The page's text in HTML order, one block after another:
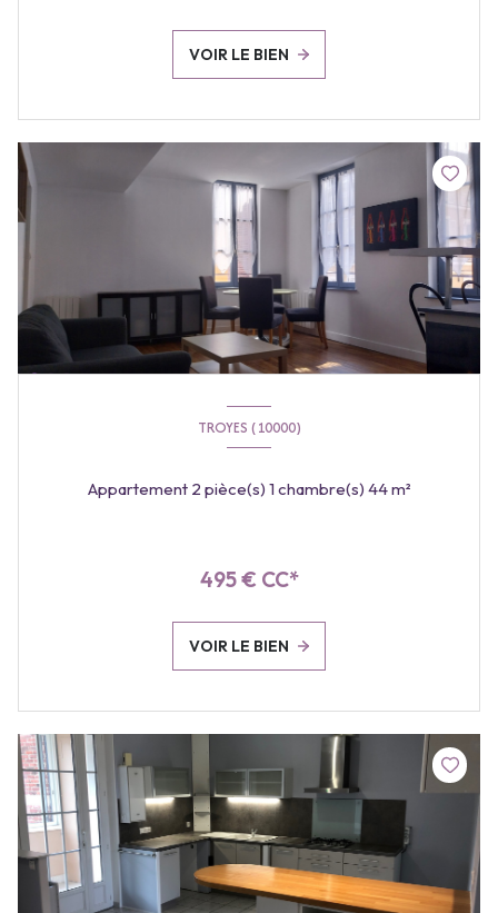
VOIR LE BIEN
TROYES (10000)
Appartement 2 pièce(s) 1 chambre(s) 44 m²
495 € CC*
VOIR LE BIEN